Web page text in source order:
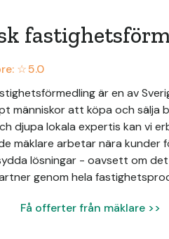
☆5.0
är en av
människor att köpa och sälja
djupa lokala expertis kan vi
mäklare arbetar nära
lösningar - oavsett om
genom hela
Få offerter från mäklare >>